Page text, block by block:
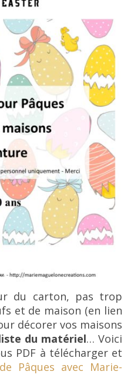
du carton, pas trop
et de maison (en lien
décorer vos maisons
du matériel… Voici
PDF à télécharger et
Pâques avec Marie-